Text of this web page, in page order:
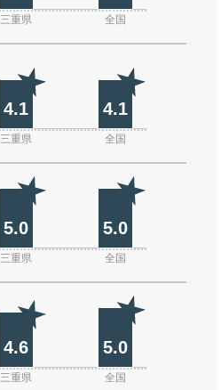
三重県 全国
4.1 4.1
三重県 全国
5.0 5.0
三重県 全国
4.6 5.0
三重県 全国